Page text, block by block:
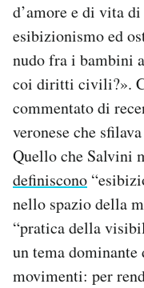
Area Personale
Newsletter
Notifiche mobile
Regala il Post
Hai bisogno di
d’amore e di vita
esibizionismo ed
nudo fra i bambini
coi diritti civili?».
commentato di
veronese che
Quello che Salvini
definiscono
nello spazio della
“pratica della
un tema
movimenti: per